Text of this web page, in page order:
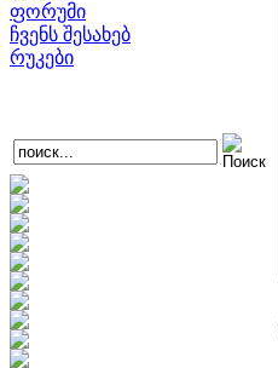
ფორუმი
ჩვენს შესახებ
რუკები